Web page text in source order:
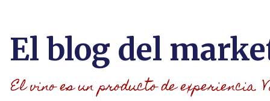
El blog del
El vino es un producto de